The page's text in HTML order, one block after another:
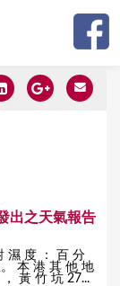
出之天氣報告
濕 度 ： 百 分
本 港 其 他 地
黃 竹 坑 27...